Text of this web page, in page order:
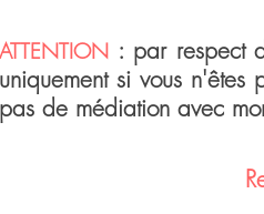
ATTENTION : par respect
uniquement si vous n'êtes
pas de médiation avec
R